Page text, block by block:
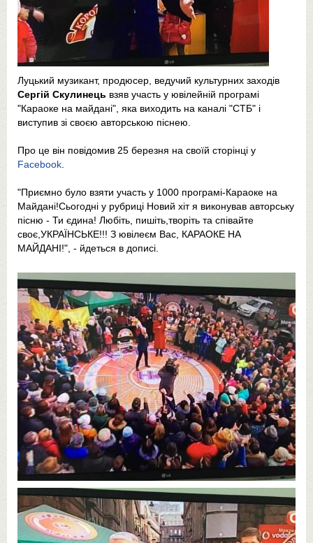
Луцький музикант, продюсер, ведучий культурних заходів
Сергій Скулинець взяв участь у ювілейній програмі
"Караоке на майдані", яка виходить на каналі "СТБ" і
виступив зі своєю авторською піснею.
Про це він повідомив 25 березня на своїй сторінці у
Facebook
"Приємно було взяти участь у 1000 програмі-Караоке на
Майдані!Сьогодні у рубриці Новий хіт я виконував авторську
пісню - Ти єдина! Любіть, пишіть,творіть та співайте
своє,УКРАЇНСЬКЕ!!! З ювілеєм Вас, КАРАОКЕ НА
МАЙДАНІ!", - йдеться в дописі.